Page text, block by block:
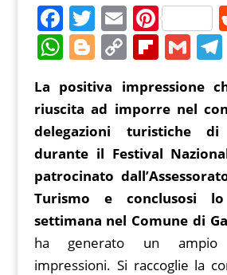
F
a
c
e
b
o
o
k
T
w
itt
er
E
m
ai
l
Pi
nt
er
e
st
W
at
s
A
p
p
Bl
o
g
g
er
C
p
y
Li
n
k
Fl
ip
b
o
ar
d
G
ai
l
T
el
La positiva impressione
riuscita ad imporre nel
delegazioni turistiche
durante il Festival
patrocinato
Turismo e conclusosi
settimana nel Comune di
ha generato un ampio
impressioni. Si raccoglie la